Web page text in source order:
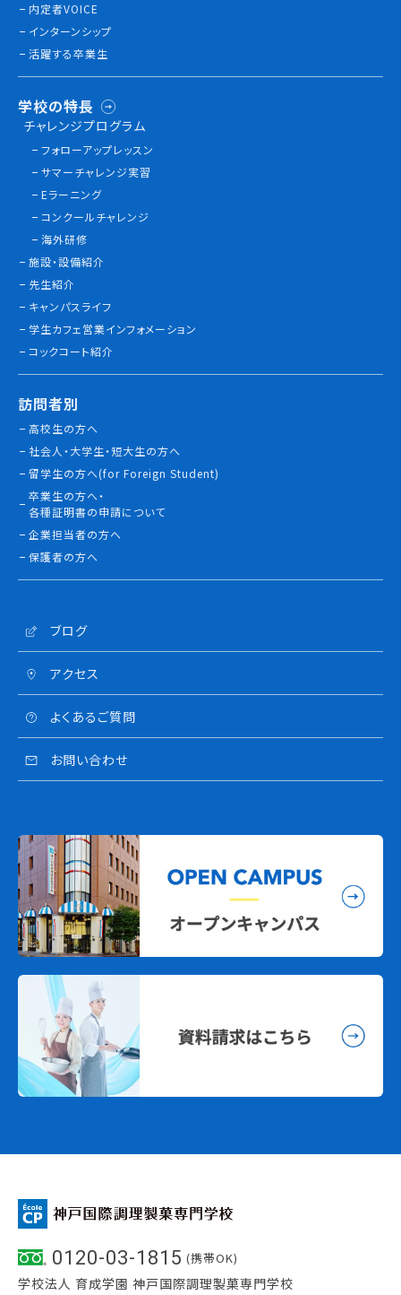
内定者VOICE
インターンシップ
活躍する卒業生
学校の特長
チャレンジプログラム
フォローアップレッスン
サマーチャレンジ実習
Eラーニング
コンクールチャレンジ
海外研修
施設・設備紹介
先生紹介
キャンパスライフ
学生カフェ営業インフォメーション
コックコート紹介
訪問者別
高校生の方へ
社会人・大学生・短大生の方へ
留学生の方へ(for Foreign Student)
卒業生の方へ・
各種証明書の申請について
企業担当者の方へ
保護者の方へ
ブログ
アクセス
よくあるご質問
お問い合わせ
0120-03-1815 (携帯OK)
学校法人 育成学園 神戸国際調理製菓専門学校